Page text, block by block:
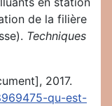
de la filière
Techniques
2017.
qu-est-